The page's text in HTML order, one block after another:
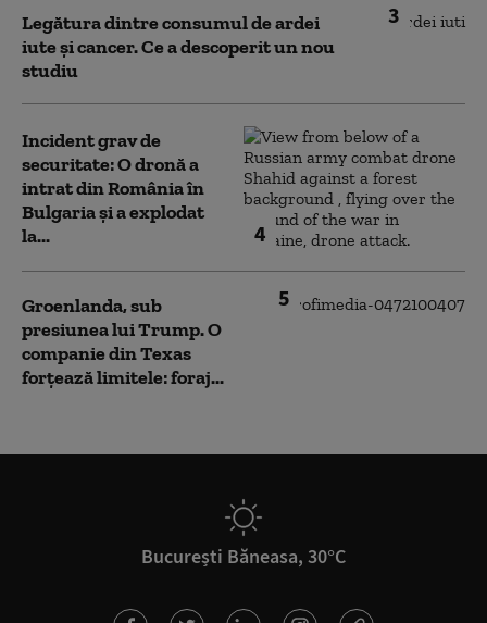
3
Legătura dintre consumul de ardei
iute și cancer. Ce a descoperit un nou
studiu
4
Incident grav de
securitate: O dronă a
intrat din România în
Bulgaria şi a explodat
la...
5
Groenlanda, sub
presiunea lui Trump. O
companie din Texas
forțează limitele: foraj...
București Băneasa, 30°C